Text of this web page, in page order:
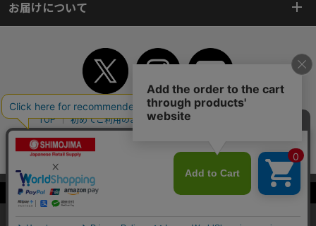
当サイトはクッキー（Cookie）を使用しています。Cookieの使用に同意いた
だける場合は「OK」をクリックしてください。
お届けについて
TOP 初めてご利用のお客様へ ご利用案内
個人情報保護方針
よくあるご質問
WEBカタログ
Copyright© 2018 SHIMOJIMA Co.,Ltd. All Rights Reserved.